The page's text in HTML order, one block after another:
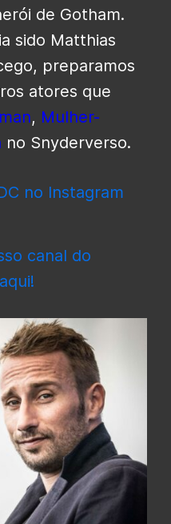
de Gotham.
sido Matthias
preparamos
atores que
, Mulher-
no Snyderverso.
no Instagram
canal do